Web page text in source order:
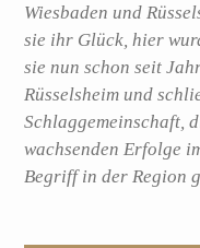
Wiesbaden und
sie ihr Glück, hier
sie nun schon seit
Rüsselsheim und
Schlaggemeinschaft,
wachsenden Erfolge
Begriff in der Region